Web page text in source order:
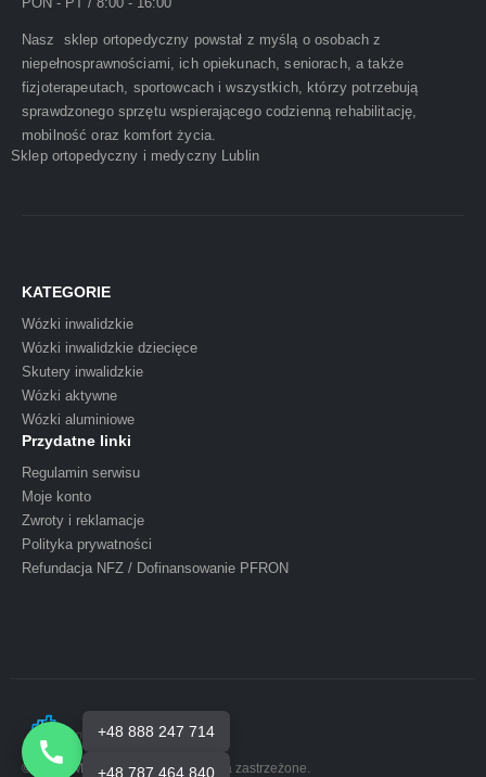
Nasz sklep ortopedyczny powstał z myślą o osobach z
niepełnosprawnościami, ich opiekunach, seniorach, a także
fizjoterapeutach, sportowcach i wszystkich, którzy potrzebują
sprawdzonego sprzętu wspierającego codzienną rehabilitację,
mobilność oraz komfort życia.
Sklep ortopedyczny i medyczny Lublin
KATEGORIE
Wózki inwalidzkie
Wózki inwalidzkie dziecięce
Skutery inwalidzkie
Wózki aktywne
Wózki aluminiowe
Przydatne linki
Regulamin serwisu
Moje konto
Zwroty i reklamacje
Polityka prywatności
Refundacja NFZ / Dofinansowanie PFRON
© MONI-MED 2026 Wszelkie prawa zastrzeżone.
+48 888 247 714
+48 787 464 840